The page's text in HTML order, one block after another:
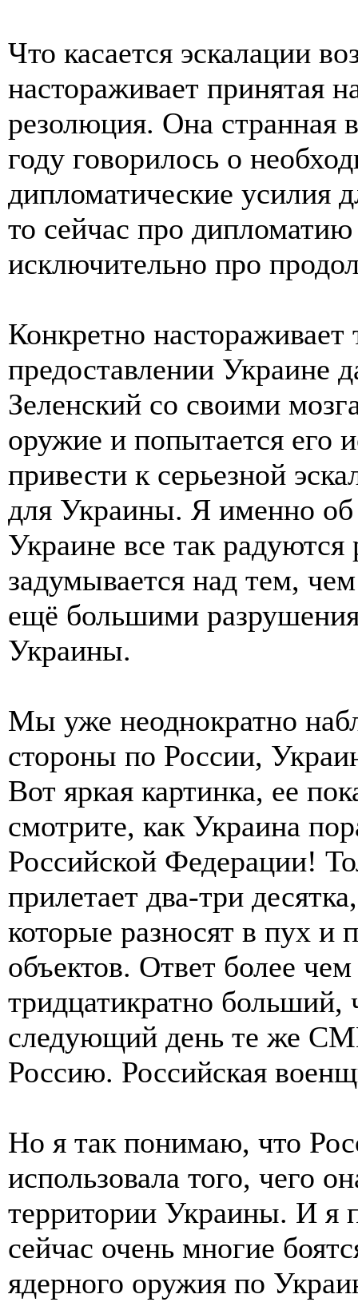
Что касается эскалации
настораживает принятая
резолюция. Она странная
году говорилось о
дипломатические усилия
то сейчас про
исключительно про
Конкретно
предоставлении Украине
Зеленский со своими
оружие и попытается его
привести к серьезной
для Украины. Я именно
Украине все так
задумывается над тем,
ещё большими
Украины.
Мы уже неоднократно
стороны по России,
Вот яркая картинка, ее
смотрите, как Украина
Российской Федерации!
прилетает два-три
которые разносят в пух и
объектов. Ответ более
тридцатикратно
следующий день те же
Россию. Российская
Но я так понимаю, что
использовала того, чего
территории Украины. И я
сейчас очень многие
ядерного оружия по